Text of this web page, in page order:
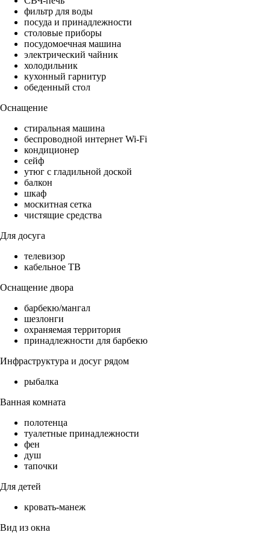
фильтр для воды
посуда и принадлежности
столовые приборы
посудомоечная машина
электрический чайник
холодильник
кухонный гарнитур
обеденный стол
Оснащение
стиральная машина
беспроводной интернет Wi-Fi
кондиционер
сейф
утюг с гладильной доской
балкон
шкаф
москитная сетка
чистящие средства
Для досуга
телевизор
кабельное ТВ
Оснащение двора
барбекю/мангал
шезлонги
охраняемая территория
принадлежности для барбекю
Инфраструктура и досуг рядом
рыбалка
Ванная комната
полотенца
туалетные принадлежности
фен
душ
тапочки
Для детей
кровать-манеж
Вид из окна